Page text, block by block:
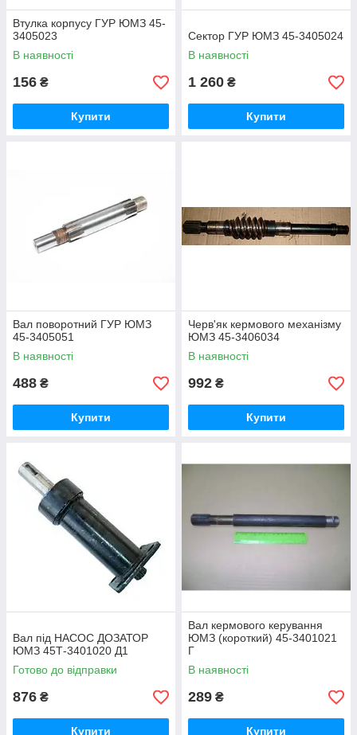
Втулка корпусу ГУР ЮМЗ 45-
3405023
В наявності
156 ₴
Купити
Сектор ГУР ЮМЗ 45-3405024
В наявності
1 260 ₴
Купити
Вал поворотний ГУР ЮМЗ
45-3405051
В наявності
488 ₴
Купити
Черв'як кермового механізму
ЮМЗ 45-3406034
В наявності
992 ₴
Купити
Вал під НАСОС ДОЗАТОР
ЮМЗ 45Т-3401020 Д1
Готово до відправки
876 ₴
Купити
Вал кермового керування
ЮМЗ (короткий) 45-3401021
Г
В наявності
289 ₴
Купити